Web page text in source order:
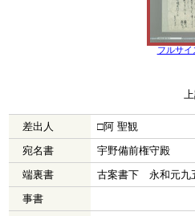
フルサイ
差出人
□阿 聖観
宛名書
宇野備前権守殿
端裏書
古案書下 永和元九
事書